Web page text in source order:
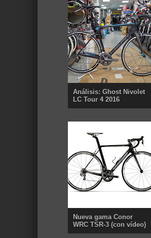
Análisis: Ghost Nivolet
LC Tour 4 2016
Nueva gama Conor
WRC TSR-3 (con vídeo)